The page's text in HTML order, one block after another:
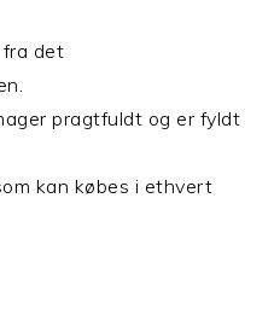
det
pragtfuldt og er fyldt
kan købes i ethvert